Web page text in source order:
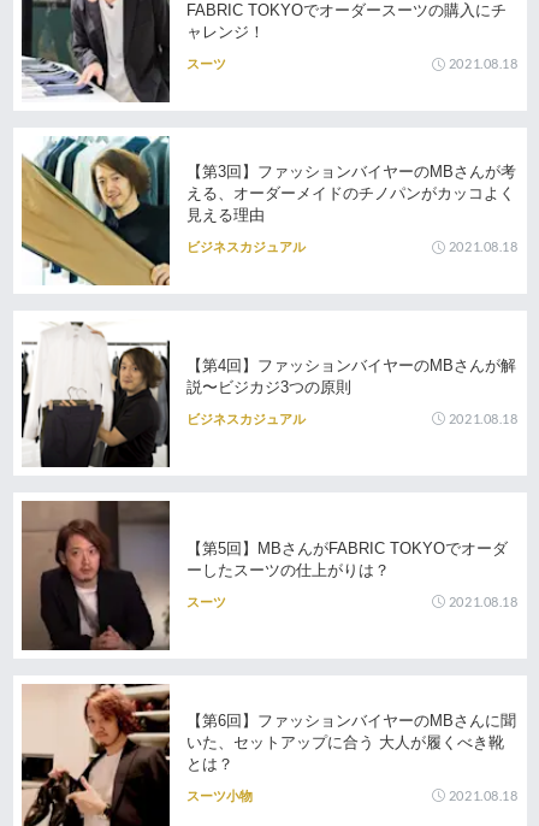
FABRIC TOKYOでオーダースーツの購入にチ
ャレンジ！
スーツ 2021.08.18
【第3回】ファッションバイヤーのMBさんが考
える、オーダーメイドのチノパンがカッコよく
見える理由
ビジネスカジュアル 2021.08.18
【第4回】ファッションバイヤーのMBさんが解
説〜ビジカジ3つの原則
ビジネスカジュアル 2021.08.18
【第5回】MBさんがFABRIC TOKYOでオーダ
ーしたスーツの仕上がりは？
スーツ 2021.08.18
【第6回】ファッションバイヤーのMBさんに聞
いた、セットアップに合う 大人が履くべき靴
とは？
スーツ小物 2021.08.18